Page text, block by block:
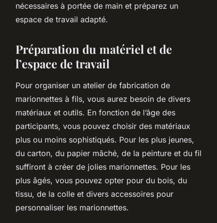
nécessaires à portée de main et préparez un
espace de travail adapté.
Préparation du matériel et de
l’espace de travail
Pour organiser un atelier de fabrication de
marionnettes à fils, vous aurez besoin de divers
matériaux et outils. En fonction de l’âge des
participants, vous pouvez choisir des matériaux
plus ou moins sophistiqués. Pour les plus jeunes,
du carton, du papier mâché, de la peinture et du fil
suffiront à créer de jolies marionnettes. Pour les
plus âgés, vous pouvez opter pour du bois, du
tissu, de la colle et divers accessoires pour
personnaliser les marionnettes.